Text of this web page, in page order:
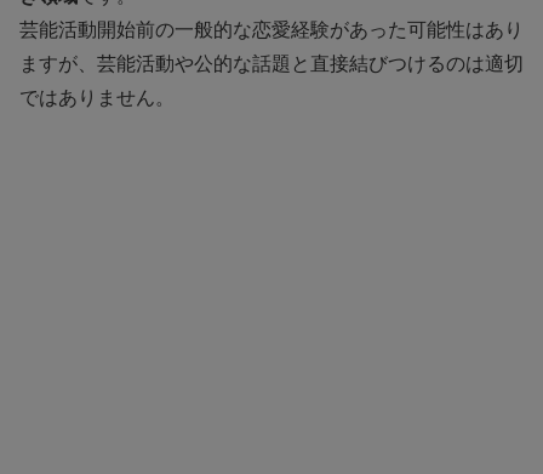
芸能活動開始前の一般的な恋愛経験があった可能性はあり
ますが、芸能活動や公的な話題と直接結びつけるのは適切
ではありません。